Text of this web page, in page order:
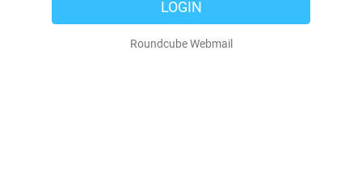
LOGIN
Roundcube Webmail